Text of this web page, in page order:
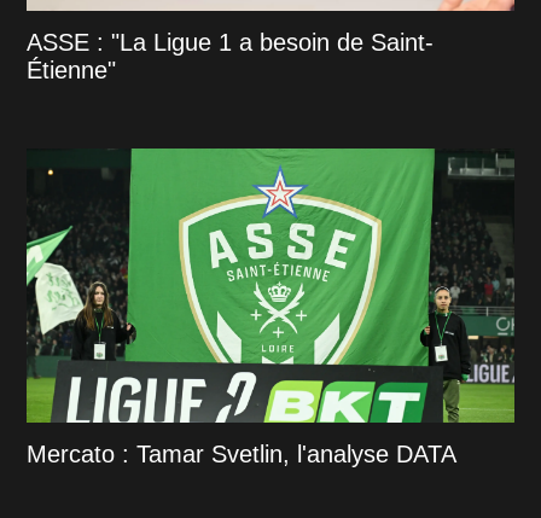
ASSE : "La Ligue 1 a besoin de Saint-
Étienne"
Mercato : Tamar Svetlin, l'analyse DATA